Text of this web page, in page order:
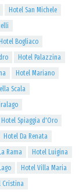
Hotel San Michele
Hotel Bogliaco
Hotel Palazzina
Hotel Mariano
Scala
Hotel Spiaggia d'Oro
Hotel Da Renata
Rama
Hotel Luigina
Hotel Villa Maria
Cristina